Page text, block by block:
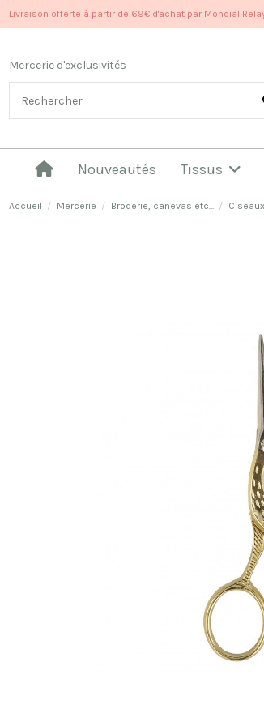
Livraison offerte à partir de 69€ d'achat par Mondial
Mercerie d'exclusivités
Nouveautés Tissus
Accueil Mercerie Broderie, canevas etc...